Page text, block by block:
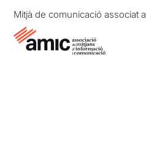
Mitjà de comunicació associat a